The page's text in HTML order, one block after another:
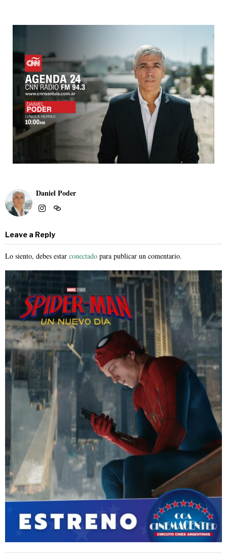
Daniel Poder
Leave a Reply
Lo siento, debes estar conectado para publicar un comentario.